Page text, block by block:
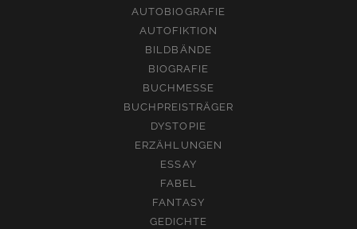
AUTOBIOGRAFIE
AUTOFIKTION
BILDBÄNDE
BIOGRAFIE
BUCHMESSE
BUCHPREISTRÄGER
DYSTOPIE
ERZÄHLUNGEN
ESSAY
FABEL
FANTASY
GEDICHTE